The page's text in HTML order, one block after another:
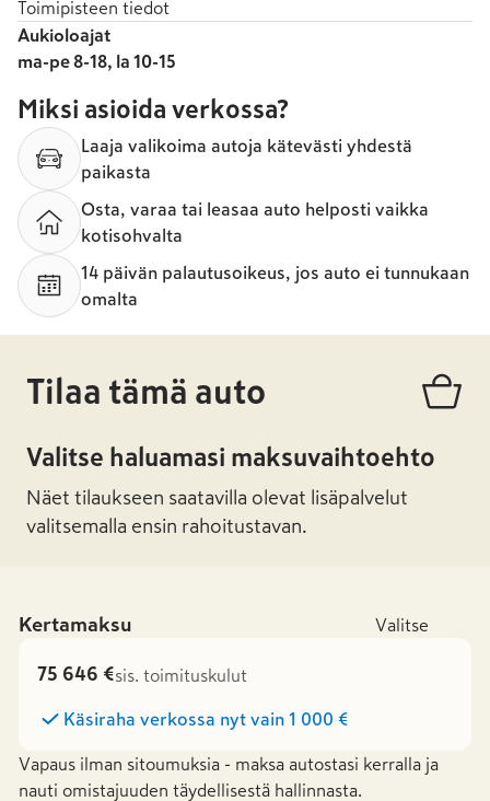
Toimipisteen tiedot
Aukioloajat
ma-pe 8-18, la 10-15
Miksi asioida verkossa?
Laaja valikoima autoja kätevästi yhdestä
paikasta
Osta, varaa tai leasaa auto helposti vaikka
kotisohvalta
14 päivän palautusoikeus, jos auto ei tunnukaan
omalta
Tilaa tämä auto
Valitse haluamasi maksuvaihtoehto
Näet tilaukseen saatavilla olevat lisäpalvelut
valitsemalla ensin rahoitustavan.
Kertamaksu Valitse
75 646 €sis. toimituskulut
Käsiraha verkossa nyt vain 1 000 €
Vapaus ilman sitoumuksia - maksa autostasi kerralla ja
nauti omistajuuden täydellisestä hallinnasta.